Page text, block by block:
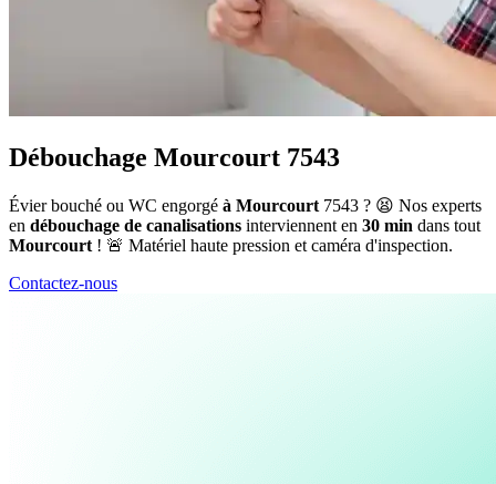
Débouchage Mourcourt 7543
Évier bouché ou WC engorgé à Mourcourt 7543 ? 😫 Nos experts
en débouchage de canalisations interviennent en 30 min dans tout
Mourcourt ! 🚨 Matériel haute pression et caméra d'inspection.
Contactez-nous